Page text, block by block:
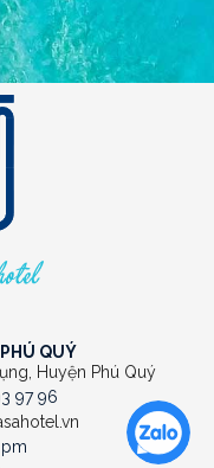
QUÝ
Huyện Phú Quý
97 96